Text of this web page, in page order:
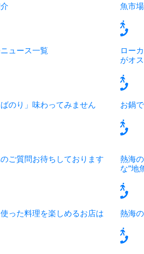
魚市
ュース一覧
ロー
がオ
のり」味わってみません
お鍋
ご質問お待ちしております
熱海
な”地
った料理を楽しめるお店は
熱海